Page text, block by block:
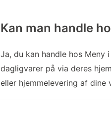
Kan man handle
Ja, du kan handle hos Meny
dagligvarer på via deres
eller hjemmelevering af dine